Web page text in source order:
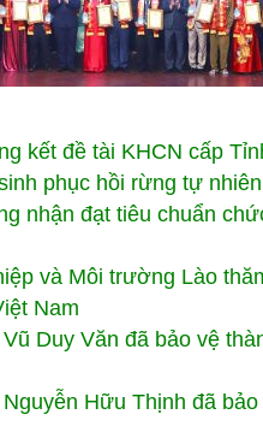
kết đề tài KHCN cấp
phục hồi rừng tự
nhận đạt tiêu chuẩn
và Môi trường Lào
Nam
Duy Văn đã bảo vệ
Hữu Thịnh đã